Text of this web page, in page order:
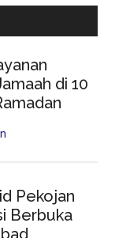
di 10
Pekojan
Berbuka